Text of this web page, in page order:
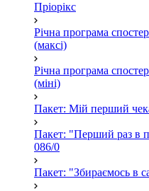
Пріорікс
Річна програма
(максі)
Річна програма
(міні)
Пакет: Мій перший
Пакет: "Перший раз в
086/0
Пакет: "Збираємось в